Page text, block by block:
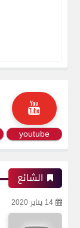
youtube
الشائع
14 يناير 2020